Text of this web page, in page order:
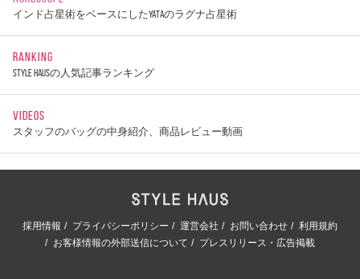
インド占星術をベースにしたYATAのラグナ占星術
RANKING
STYLE HAUSの人気記事ランキング
VIDEOS
スタッフのバッグの中身紹介、商品レビュー動画
採用情報 プライバシーポリシー 運営会社 お問い合わせ
利用規約
お客様情報の外部送信について
プレスリリース・広告掲載